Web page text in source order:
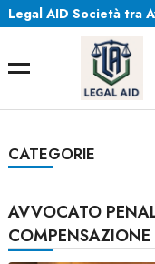
Legal AID Società tra
CATEGORIE
AVVOCATO
COMPENSAZIONE